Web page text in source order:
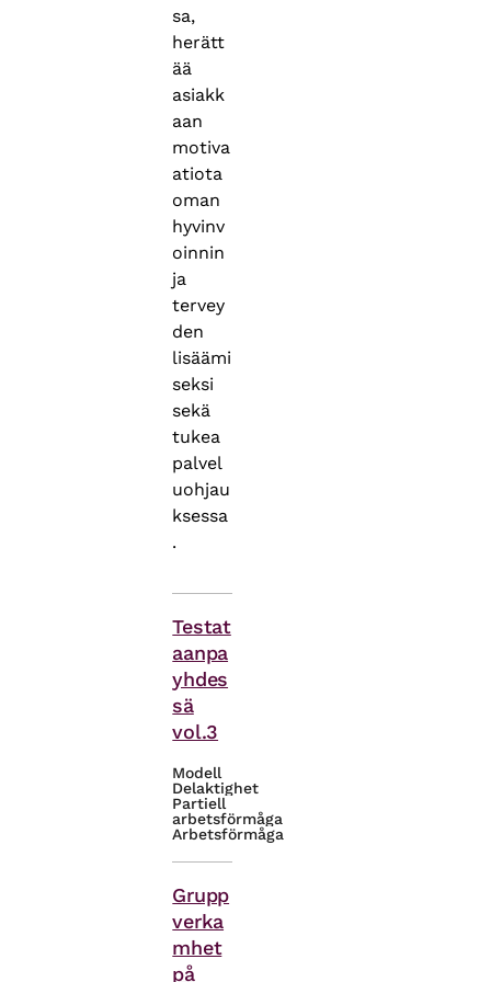
sa,
herätt
ää
asiakk
aan
motiva
atiota
oman
hyvinv
oinnin
ja
tervey
den
lisäämi
seksi
sekä
tukea
palvel
uohjau
ksessa
.
Testat
aanpa
yhdes
sä
vol.3
Modell
Delaktighet
Partiell
arbetsförmåga
Arbetsförmåga
Grupp
verka
mhet
på